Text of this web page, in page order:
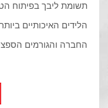
תשומת ליבך בפיתוח
הלידים האיכותיים
החברה והגורמים